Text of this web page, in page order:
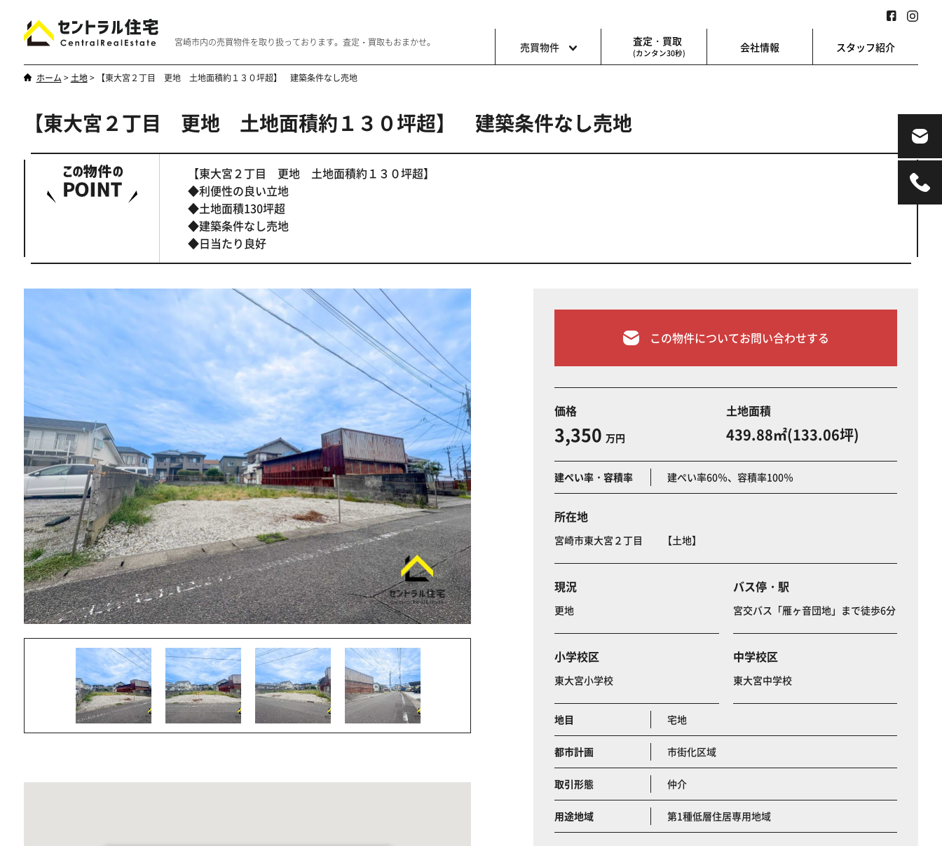
宮崎市内の売買物件を取り扱っております。査定・買取もおまかせ。 売買物件 査定・買取
(カンタン30秒) 会社情報 スタッフ紹介
やはり一戸建てが一番
ホーム > 土地> 【東大宮２丁目 更地 土地面積約１３０坪超】 建築条件なし売地
【東大宮２丁目 更地 土地面積約１３０坪超】 建築条件なし売地
【東大宮２丁目 更地 土地面積約１３０坪超】
◆利便性の良い立地
◆土地面積130坪超
◆建築条件なし売地
◆日当たり良好
この物件についてお問い合わせする
価格
3,350 万円
土地面積
439.88㎡(133.06坪)
建ぺい率・容積率 建ぺい率60％、容積率100％
所在地
宮崎市東大宮２丁目 【土地】
現況
更地
バス停・駅
宮交バス「雁ヶ音団地」まで徒歩6分
小学校区
東大宮小学校
中学校区
東大宮中学校
地目 宅地
都市計画 市街化区域
取引形態 仲介
用途地域 第1種低層住居専用地域